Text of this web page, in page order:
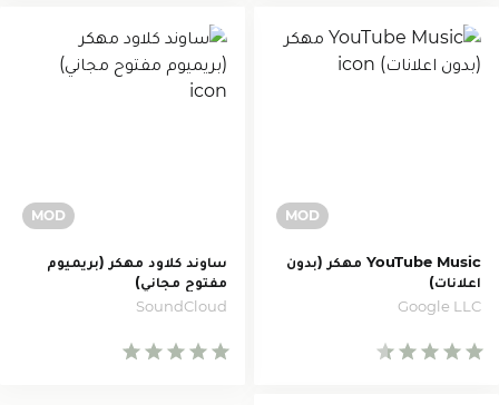
YouTube Music مهكر (بدون
اعلانات)
Google LLC
ساوند كلاود مهكر (بريميوم
مفتوح مجاني)
SoundCloud